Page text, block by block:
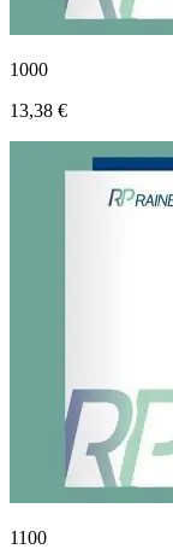
1000
13,38 €
1100